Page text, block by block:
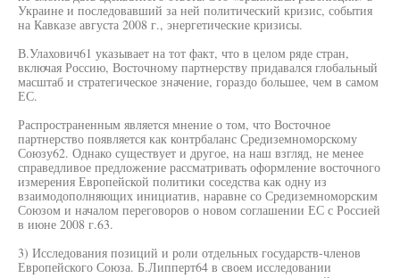
Украине и последовавший за ней политический кризис, события
на Кавказе августа 2008 г., энергетические кризисы.
В.Улахович61 указывает на тот факт, что в целом ряде стран,
включая Россию, Восточному партнерству придавался глобальный
масштаб и стратегическое значение, гораздо большее, чем в самом
ЕС.
Распространенным является мнение о том, что Восточное
партнерство появляется как контрбаланс Средиземноморскому
Союзу62. Однако существует и другое, на наш взгляд, не менее
справедливое предложение рассматривать оформление восточного
измерения Европейской политики соседства как одну из
взаимодополняющих инициатив, наравне со Средиземноморским
Союзом и началом переговоров о новом соглашении ЕС с Россией
в июне 2008 г.63.
3) Исследования позиций и роли отдельных государств-членов
Европейского Союза. Б.Липперт64 в своем исследовании